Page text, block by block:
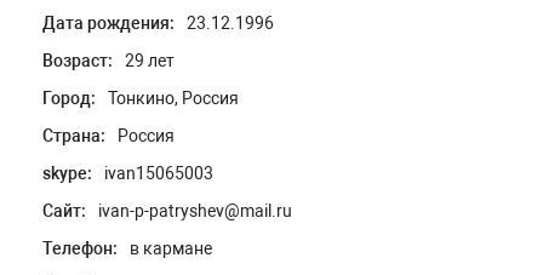
Дата рождения:
23.12.1996
Возраст:
29 лет
Город:
Тонкино, Россия
Страна:
Россия
skype:
ivan15065003
Сайт:
ivan-p-patryshev@mail.ru
Телефон:
в кармане